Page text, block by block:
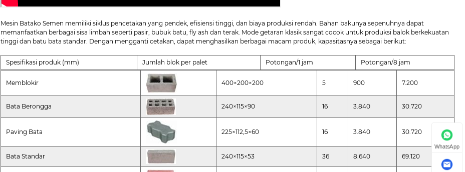
Mesin Batako Semen memiliki siklus pencetakan yang pendek, efisiensi tinggi, dan biaya produksi rendah. Bahan bakunya sepenuhnya dapat
memanfaatkan berbagai sisa limbah seperti pasir, bubuk batu, fly ash dan terak. Mode getaran klasik sangat cocok untuk produksi balok berkekuatan
tinggi dan batu bata standar. Dengan mengganti cetakan, dapat menghasilkan berbagai macam produk, kapasitasnya sebagai berikut:
Spesifikasi produk (mm) Jumlah blok per palet Potongan/1 jam Potongan/8 jam
Memblokir 400×200×200 5 900 7.200
Bata Berongga 240×115×90 16 3.840 30.720
Paving Bata 225×112,5×60 16 3.840 30.720
Bata Standar 240×115×53 36 8.640 69.120
WhatsApp